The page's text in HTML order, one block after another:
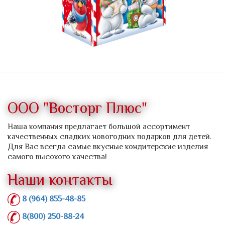
ООО "Восторг Плюс"
Наша компания предлагает большой ассортимент
качественных сладких новогодних подарков для детей.
Для Вас всегда самые вкусные кондитерские изделия
самого высокого качества!
Наши контакты
8 (964) 855-48-85
8(800) 250-88-24